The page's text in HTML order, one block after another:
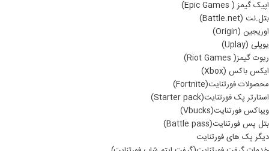
اپیک گیمز ( Epic Games)
بتل.نت (Battle.net)
اوریجین (Origin)
یوپلی (Uplay)
ریوت گیمز( Riot Games)
ایکس باکس (Xbox)
محصولات فورتنایت(Fortnite)
استارتر پک فورتنایت(Starter pack)
ویباکس فورتنایت(Vbucks)
بتل پس فورتنایت(Battle pass)
دیگر پک های فورتنایت